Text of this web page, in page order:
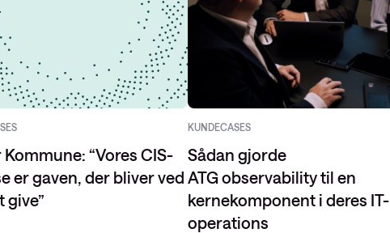
“Vores CIS-
er gaven, der bliver ved
give”
KUNDECASES
Sådan gjorde
ATG observability til en
kernekomponent i deres IT-
operations